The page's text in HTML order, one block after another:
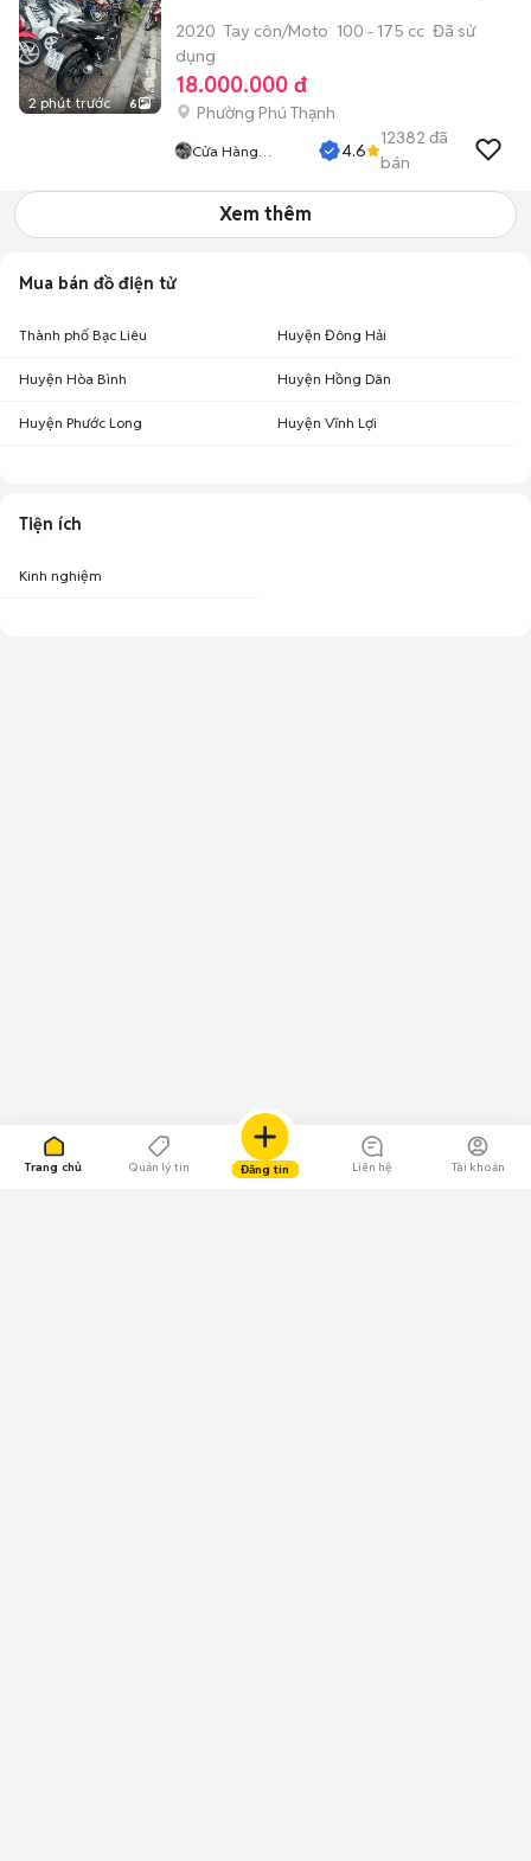
Trang chủ Quản lý tin Đăng tin Liên hệ Tài khoản
2 phút trước 6
2020 Tay côn/Moto 100 - 175 cc Đã sử
dụng
18.000.000 đ
Phường Phú Thạnh
Cửa Hàng
4.6
12382 đã
bán
Xem thêm
Mua bán đồ điện tử
Thành phố Bạc Liêu Huyện Đông Hải
Huyện Hòa Bình Huyện Hồng Dân
Huyện Phước Long Huyện Vĩnh Lợi
Tiện ích
Kinh nghiệm